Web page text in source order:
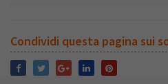
Condividi questa pagina sui